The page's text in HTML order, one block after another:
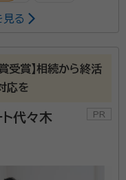
応をしてもらえたから。
の分からない事等も丁寧
見る
受賞】相続から終活
応を
代々木